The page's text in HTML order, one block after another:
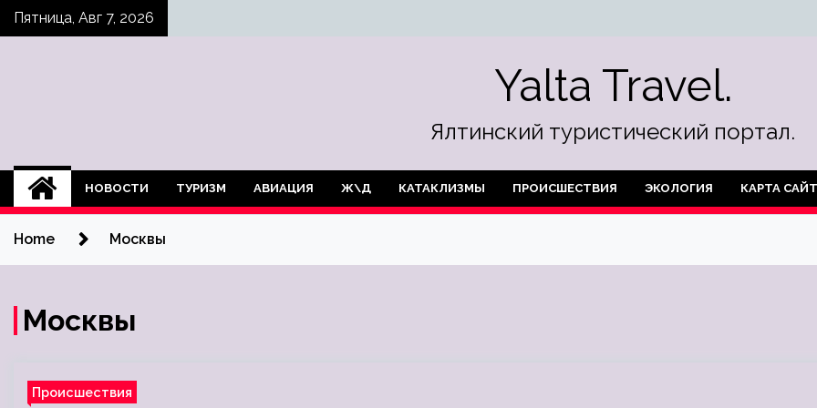
SkipПятница, Авг 7, 2026
Yalta Travel.
Ялтинский туристический портал.
НОВОСТИ ТУРИЗМ АВИАЦИЯ Ж\Д КАТАКЛИЗМЫ ПРОИСШЕСТВИЯ ЭКОЛОГИЯ КАРТА
Home Москвы
Москвы
Происшествия